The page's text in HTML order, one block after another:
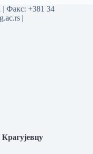
| Факс: +381 34
|